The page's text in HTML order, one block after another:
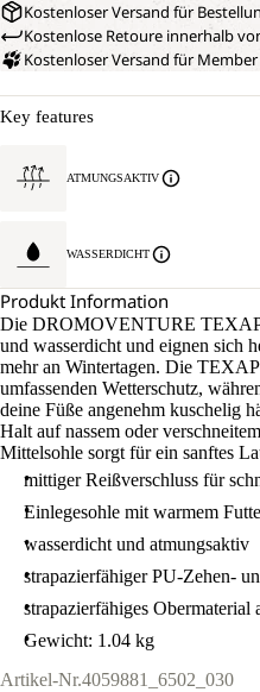
Kostenloser Versand für
Kostenlose Retoure innerhalb
Kostenloser Versand für Member
Key features
ATMUNGSAKTIV
WASSERDICHT
Produkt Information
Die DROMOVENTURE
und wasserdicht und eignen sich
mehr an Wintertagen. Die
umfassenden Wetterschutz,
deine Füße angenehm kuschelig
Halt auf nassem oder
Mittelsohle sorgt für ein sanftes
mittiger Reißverschluss für
Einlegesohle mit warmem
wasserdicht und atmungsaktiv
strapazierfähiger PU-Zehen-
strapazierfähiges
Gewicht: 1.04 kg
Artikel-Nr.4059881_6502_030